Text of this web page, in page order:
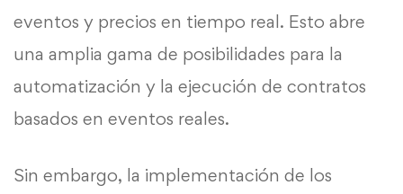
eventos y precios en tiempo real. Esto abre
una amplia gama de posibilidades para la
automatización y la ejecución de contratos
basados en eventos reales.
Sin embargo, la implementación de los